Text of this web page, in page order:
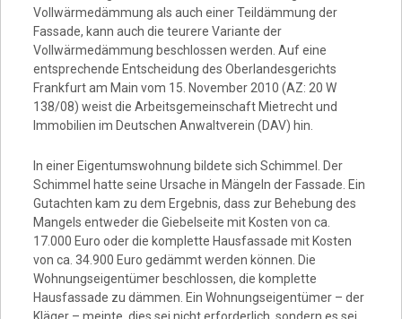
Vollwärmedämmung als auch einer Teildämmung der
Fassade, kann auch die teurere Variante der
Vollwärmedämmung beschlossen werden. Auf eine
entsprechende Entscheidung des Oberlandesgerichts
Frankfurt am Main vom 15. November 2010 (AZ: 20 W
138/08) weist die Arbeitsgemeinschaft Mietrecht und
Immobilien im Deutschen Anwaltverein (DAV) hin.
In einer Eigentumswohnung bildete sich Schimmel. Der
Schimmel hatte seine Ursache in Mängeln der Fassade. Ein
Gutachten kam zu dem Ergebnis, dass zur Behebung des
Mangels entweder die Giebelseite mit Kosten von ca.
17.000 Euro oder die komplette Hausfassade mit Kosten
von ca. 34.900 Euro gedämmt werden können. Die
Wohnungseigentümer beschlossen, die komplette
Hausfassade zu dämmen. Ein Wohnungseigentümer – der